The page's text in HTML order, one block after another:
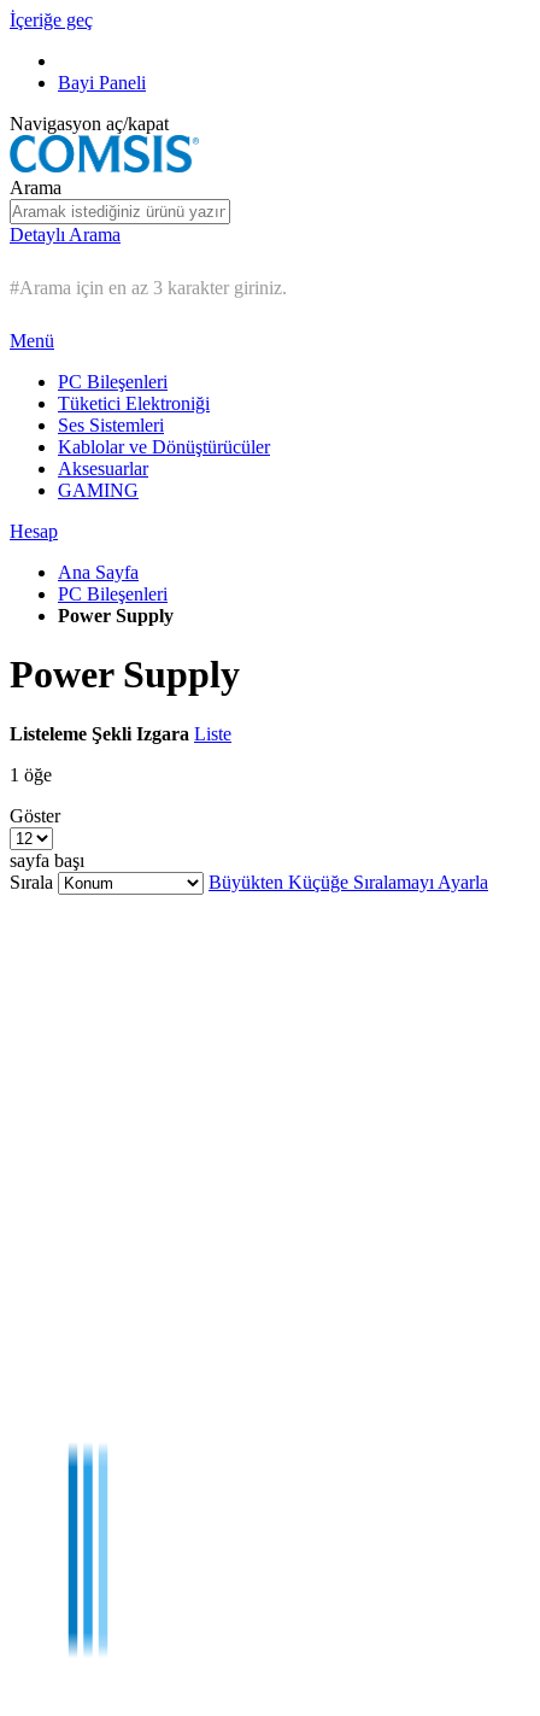
İçeriğe geç
Bayi Paneli
Navigasyon aç/kapat
Arama
Detaylı Arama
#Arama için en az 3 karakter giriniz.
Menü
PC Bileşenleri
Tüketici Elektroniği
Ses Sistemleri
Kablolar ve Dönüştürücüler
Aksesuarlar
GAMING
Hesap
Ana Sayfa
PC Bileşenleri
Power Supply
Power Supply
Listeleme Şekli Izgara Liste
1 öğe
Göster
sayfa başı
Sırala
Büyükten Küçüğe Sıralamayı Ayarla